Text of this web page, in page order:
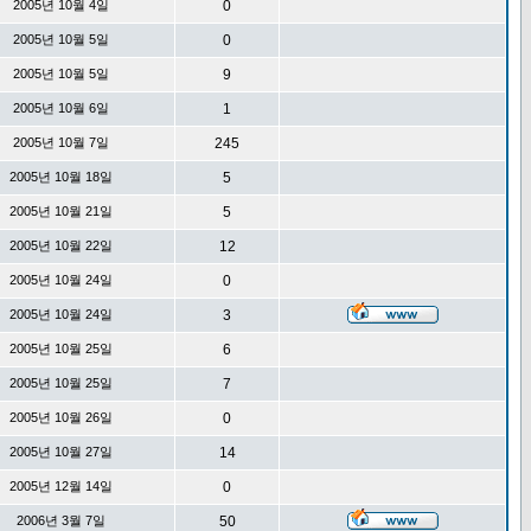
2005년 10월 4일 0
2005년 10월 5일 0
2005년 10월 5일 9
2005년 10월 6일 1
2005년 10월 7일 245
2005년 10월 18일 5
2005년 10월 21일 5
2005년 10월 22일 12
2005년 10월 24일 0
2005년 10월 24일 3
2005년 10월 25일 6
2005년 10월 25일 7
2005년 10월 26일 0
2005년 10월 27일 14
2005년 12월 14일 0
2006년 3월 7일 50